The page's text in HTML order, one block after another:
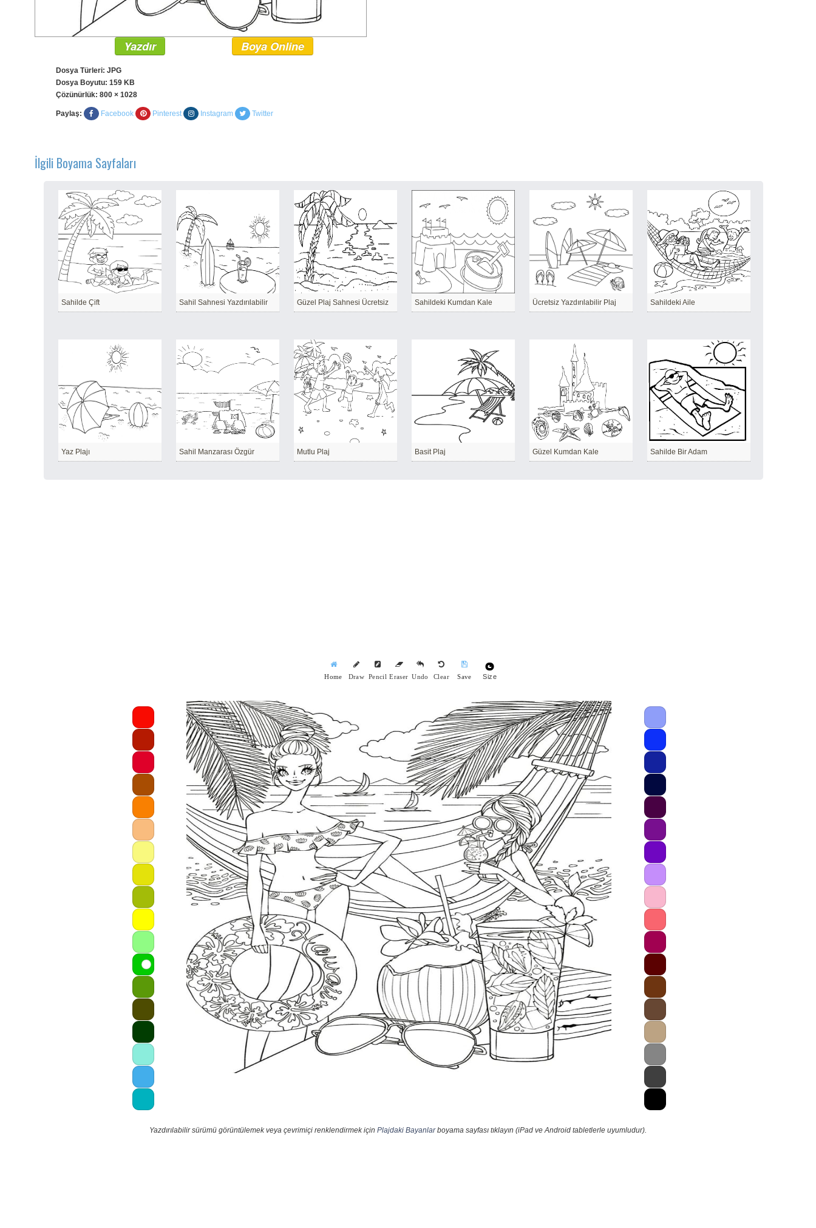
Yazdır Boya Online
Dosya Türleri: JPG
Dosya Boyutu: 159 KB
Çözünürlük: 800 × 1028
Paylaş: Facebook Pinterest Instagram Twitter
İlgili Boyama Sayfaları
Sahilde Çift Sahil Sahnesi Yazdırılabilir Güzel Plaj Sahnesi Ücretsiz Sahildeki Kumdan Kale Ücretsiz Yazdırılabilir Plaj Sahildeki Aile
Yaz Plajı Sahil Manzarası Özgür Mutlu Plaj Basit Plaj Güzel Kumdan Kale Sahilde Bir Adam
Home Draw Pencil Eraser Undo Clear Save Size
Yazdırılabilir sürümü görüntülemek veya çevrimiçi renklendirmek için Plajdaki Bayanlarboyama sayfası tıklayın (iPad ve Android tabletlerle uyumludur).